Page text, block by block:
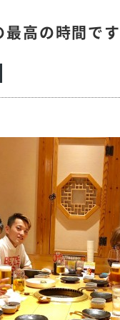
最高の時間で